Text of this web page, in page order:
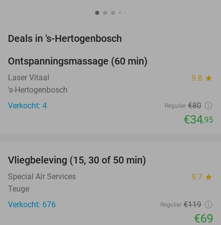
Deals in 's-Hertogenbosch
NEW
TODAY
Ontspanningsmassage (60 min)
Laser Vitaal 9.8 star
's-Hertogenbosch
Verkocht: 4
Regulier €80
€34,95
NEW
TODAY
Vliegbeleving (15, 30 of 50 min)
Special Air Services 9.7 star
Teuge
Verkocht: 676
Regulier €119
€69